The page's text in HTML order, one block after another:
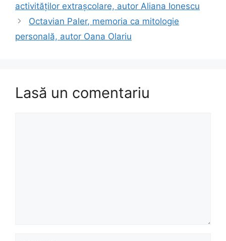
activităţilor extraşcolare, autor Aliana Ionescu
Octavian Paler, memoria ca mitologie
personală, autor Oana Olariu
Lasă un comentariu